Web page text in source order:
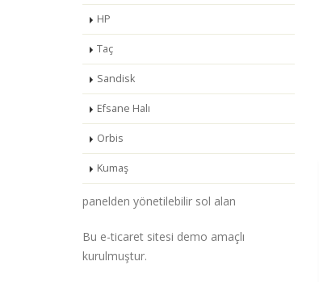
HP
Taç
Sandisk
Efsane Halı
Orbis
Kumaş
panelden yönetilebilir sol alan
Bu e-ticaret sitesi demo amaçlı
kurulmuştur.